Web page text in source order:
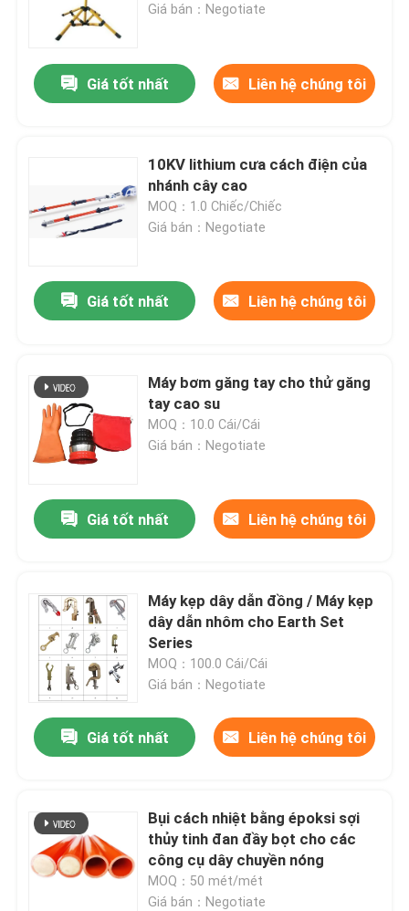
Nhà
Giá bán：Negotiate
Giá tốt nhất Liên hệ chúng tôi
10KV lithium cưa cách điện của
nhánh cây cao
MOQ：1.0 Chiếc/Chiếc
Giá bán：Negotiate
Giá tốt nhất Liên hệ chúng tôi
Máy bơm găng tay cho thử găng
tay cao su
MOQ：10.0 Cái/Cái
Giá bán：Negotiate
Giá tốt nhất Liên hệ chúng tôi
Máy kẹp dây dẫn đồng / Máy kẹp
dây dẫn nhôm cho Earth Set
Series
MOQ：100.0 Cái/Cái
Giá bán：Negotiate
Giá tốt nhất Liên hệ chúng tôi
Bụi cách nhiệt bằng époksi sợi
thủy tinh đan đầy bọt cho các
công cụ dây chuyền nóng
MOQ：50 mét/mét
Giá bán：Negotiate